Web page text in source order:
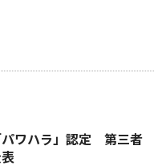
パワハラ」認定 第三者